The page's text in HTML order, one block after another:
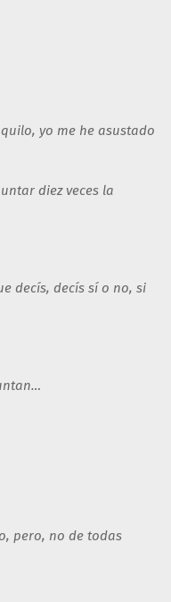
yo me he asustado
diez veces la
decís, decís sí o no, si
pero, no de todas